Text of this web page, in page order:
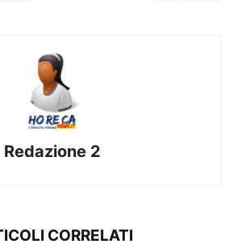
Redazione 2
CORRELATI